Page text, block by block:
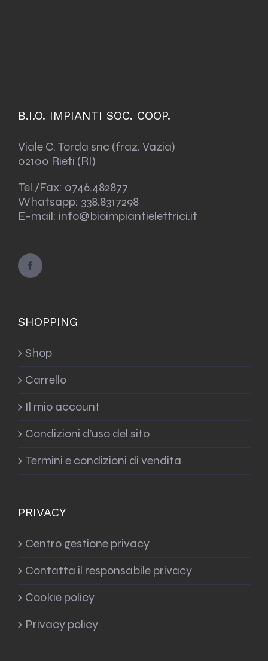
B.I.O. IMPIANTI SOC. COOP.
Viale C. Torda snc (fraz. Vazia)
02100 Rieti (RI)
Tel./Fax: 0746.482877
Whatsapp: 338.8317298
E-mail: info@bioimpiantielettrici.it
SHOPPING
Shop
Carrello
Il mio account
Condizioni d’uso del sito
Termini e condizioni di vendita
PRIVACY
Centro gestione privacy
Contatta il responsabile privacy
Cookie policy
Privacy policy